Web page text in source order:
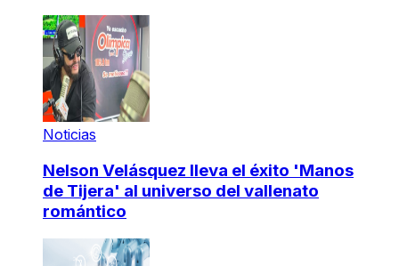
Noticias
Nelson Velásquez lleva el éxito 'Manos
de Tijera' al universo del vallenato
romántico